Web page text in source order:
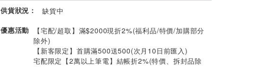
供貨狀況： 缺貨中
優惠活動
【宅配/超取】滿$2000現折2%(福利品/特價/加購部分
除外)
【新客限定】首購滿500送500(次月10日前匯入)
宅配限定【2萬以上筆電】結帳折2%(特價、拆封品除